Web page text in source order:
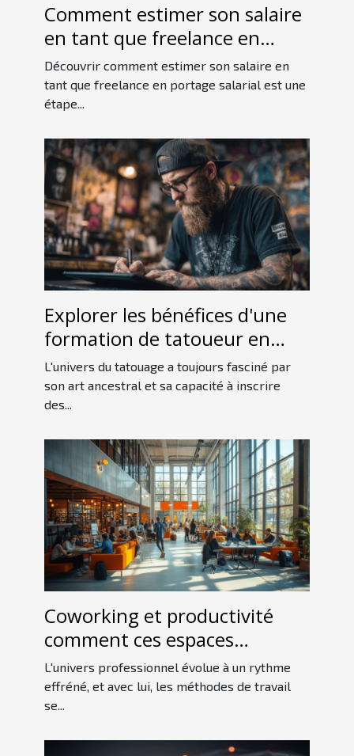
Comment estimer son salaire
en tant que freelance en
portage salarial
Découvrir comment estimer son salaire en
tant que freelance en portage salarial est une
étape...
Explorer les bénéfices d'une
formation de tatoueur en
ligne
L'univers du tatouage a toujours fasciné par
son art ancestral et sa capacité à inscrire
des...
Coworking et productivité
comment ces espaces
révolutionnent le travail
indépendant
L'univers professionnel évolue à un rythme
effréné, et avec lui, les méthodes de travail
se...